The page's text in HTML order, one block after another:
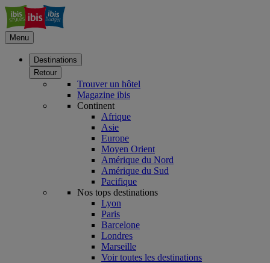
Menu
Destinations
Retour
Trouver un hôtel
Magazine ibis
Continent
Afrique
Asie
Europe
Moyen Orient
Amérique du Nord
Amérique du Sud
Pacifique
Nos tops destinations
Lyon
Paris
Barcelone
Londres
Marseille
Voir toutes les destinations